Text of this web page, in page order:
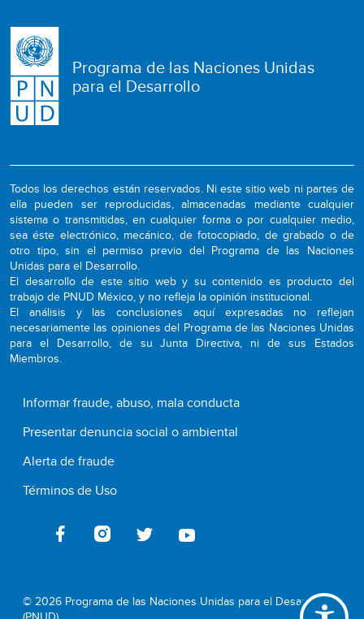
Programa de las Naciones Unidas
para el Desarrollo
Todos los derechos están reservados. Ni este sitio web ni partes de
ella pueden ser reproducidas, almacenadas mediante cualquier
sistema o transmitidas, en cualquier forma o por cualquier medio,
sea éste electrónico, mecánico, de fotocopiado, de grabado o de
otro tipo, sin el permiso previo del Programa de las Naciones
Unidas para el Desarrollo.
El desarrollo de este sitio web y su contenido es producto del
trabajo de PNUD México, y no refleja la opinión institucional.
El análisis y las conclusiones aquí expresadas no reflejan
necesariamente las opiniones del Programa de las Naciones Unidas
para el Desarrollo, de su Junta Directiva, ni de sus Estados
Miembros.
Informar fraude, abuso, mala conducta
Presentar denuncia social o ambiental
Alerta de fraude
Términos de Uso
© 2026 Programa de las Naciones Unidas para el Desarrollo